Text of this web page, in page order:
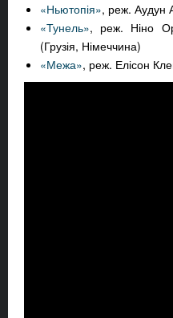
«Ньютопія», реж. Аудун
«Тунель», реж. Ніно
(Грузія, Німеччина)
«Межа», реж. Елісон